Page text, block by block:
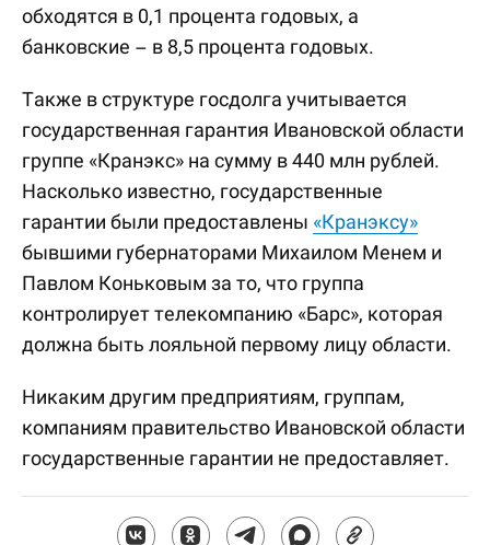
обходятся в 0,1 процента годовых, а
банковские – в 8,5 процента годовых.
Также в структуре госдолга учитывается
государственная гарантия Ивановской области
группе «Кранэкс» на сумму в 440 млн рублей.
Насколько известно, государственные
гарантии были предоставлены «Кранэксу»
бывшими губернаторами Михаилом Менем и
Павлом Коньковым за то, что группа
контролирует телекомпанию «Барс», которая
должна быть лояльной первому лицу области.
Никаким другим предприятиям, группам,
компаниям правительство Ивановской области
государственные гарантии не предоставляет.